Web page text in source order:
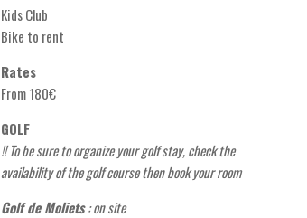
Kids Club
Bike to rent
Rates
From 180€
GOLF
!! To be sure to organize your golf stay, check the
availability of the golf course then book yourroom
Golf de Moliets: on site